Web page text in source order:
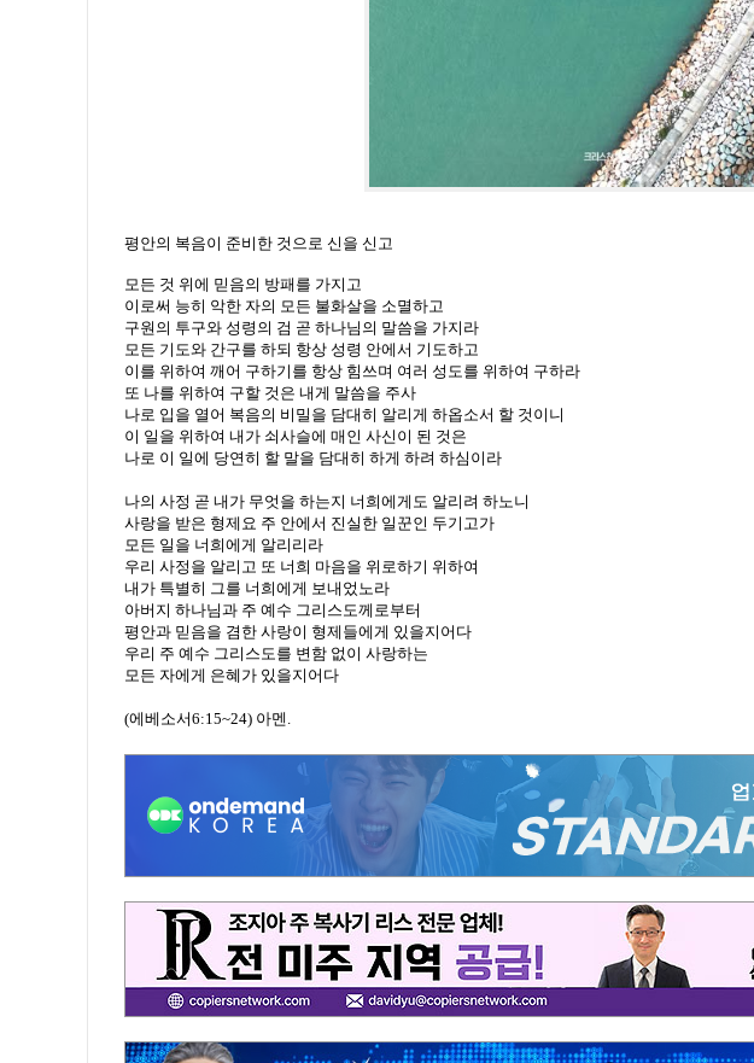
평안의 복음이 준비한 것으로 신을 신고
모든 것 위에 믿음의 방패를 가지고
이로써 능히 악한 자의 모든 불화살을 소멸하고
구원의 투구와 성령의 검 곧 하나님의 말씀을 가지라
모든 기도와 간구를 하되 항상 성령 안에서 기도하고
이를 위하여 깨어 구하기를 항상 힘쓰며 여러 성도를 위하여 구하라
또 나를 위하여 구할 것은 내게 말씀을 주사
나로 입을 열어 복음의 비밀을 담대히 알리게 하옵소서 할 것이니
이 일을 위하여 내가 쇠사슬에 매인 사신이 된 것은
나로 이 일에 당연히 할 말을 담대히 하게 하려 하심이라
나의 사정 곧 내가 무엇을 하는지 너희에게도 알리려 하노니
사랑을 받은 형제요 주 안에서 진실한 일꾼인 두기고가
모든 일을 너희에게 알리리라
우리 사정을 알리고 또 너희 마음을 위로하기 위하여
내가 특별히 그를 너희에게 보내었노라
아버지 하나님과 주 예수 그리스도께로부터
평안과 믿음을 겸한 사랑이 형제들에게 있을지어다
우리 주 예수 그리스도를 변함 없이 사랑하는
모든 자에게 은혜가 있을지어다
(에베소서6:15~24) 아멘.